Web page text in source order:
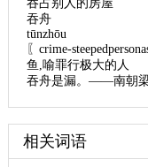
吞占别人的房屋
吞舟
tūnzhōu
〖crime-
鱼,喻罪行极大的人
吞舟是漏。——南朝梁
相关词语